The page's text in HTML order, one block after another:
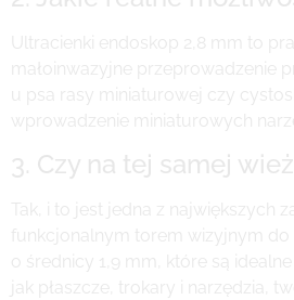
Ultracienki endoskop 2,8 mm to
małoinwazyjne
u psa rasy miniaturowej czy
wprowadzenie miniaturowych
3. Czy na tej samej
Tak, i to jest jedna z największych
funkcjonalnym torem wizyjnym
o średnicy 1,9 mm, które są
jak płaszcze, trokary i narzędzia,